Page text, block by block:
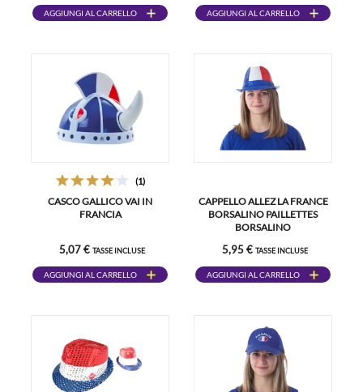
AGGIUNGI AL CARRELLO AGGIUNGI AL CARRELLO
(1)
CASCO GALLICO VAI IN
FRANCIA
5,07 € TASSE INCLUSE
AGGIUNGI AL CARRELLO
CAPPELLO ALLEZ LA FRANCE
BORSALINO PAILLETTES
BORSALINO
5,95 € TASSE INCLUSE
AGGIUNGI AL CARRELLO